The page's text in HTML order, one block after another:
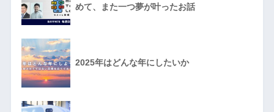
めて、また一つ夢が叶ったお話
2025年はどんな年にしたいか